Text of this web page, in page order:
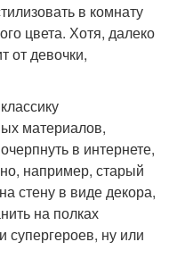
в комнату
цвета. Хотя, далеко
от девочки,
материалов,
в интернете,
например, старый
стену в виде декора,
на полках
супергероев, ну или